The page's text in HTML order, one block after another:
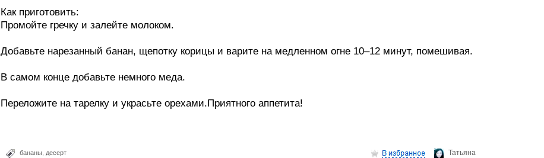
Как приготовить:
Промойте гречку и залейте молоком.
Добавьте нарезанный банан, щепотку корицы и варите на медленном огне 10–12 минут, помешивая.
В самом конце добавьте немного меда.
Переложите на тарелку и украсьте орехами.Приятного аппетита!
Татьяна
бананы десерт